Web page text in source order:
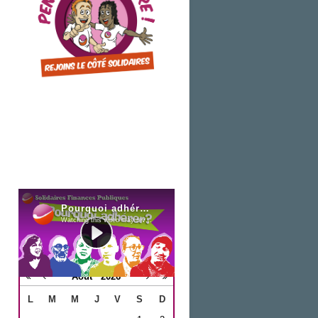
Newsletter
Agenda
Août2026
L M M J V S
D